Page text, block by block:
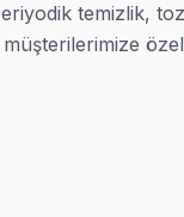
temizlik,
özel